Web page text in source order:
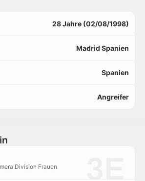
28 Jahre (02/08/1998)
Madrid Spanien
Spanien
Angreifer
Division Frauen